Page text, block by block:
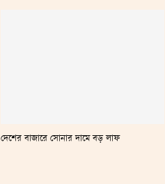
দেশের বাজারে সোনার দামে বড় লাফ